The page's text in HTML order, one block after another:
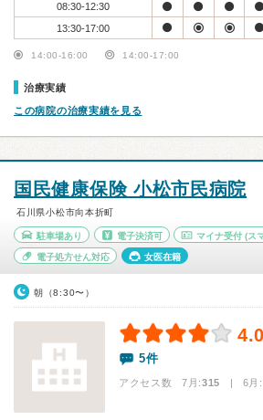
08:30-12:30
13:30-17:00
14:00-16:00 14:00-17:00
治療実績
この病院の治療実績を見る
国民健康保険 小松市民病院
石川県小松市向本折町
駐車場あり 電子決済可 マイナ受付 (ス
電子処方せん対応 女医在籍
朝（8:30〜）
5件
アクセス数 7月:315 | 6月: